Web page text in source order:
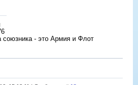
союзника - это Армия и Флот